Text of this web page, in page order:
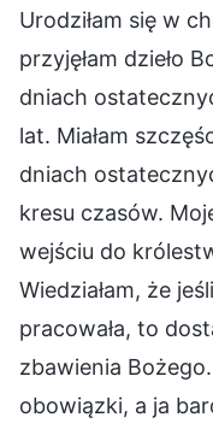
Urodziłam się w
przyjęłam dzieło
dniach
lat. Miałam
dniach
kresu czasów.
wejściu do
Wiedziałam, że
pracowała, to
zbawienia Bożego.
obowiązki, a ja